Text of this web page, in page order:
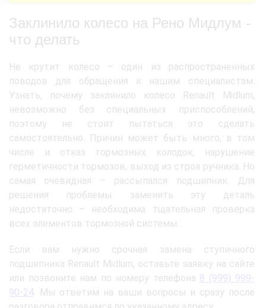
Заклинило колесо на Рено Мидлум -
что делать
Не крутит колесо – один из распространенных
поводов для обращения к нашим специалистам.
Узнать, почему заклинило колесо Renault Midlum,
невозможно без специальных приспособлений,
поэтому не стоит пытаться это сделать
самостоятельно. Причин может быть много, в том
числе и отказ тормозных колодок, нарушение
герметичности тормозов, выход из строя ручника. Но
самая очевидная – рассыпался подшипник. Для
решения проблемы заменить эту деталь
недостаточно – необходима тщательная проверка
всех элементов тормозной системы.
Если вам нужно срочная замена ступичного
подшипника Renault Midlum, оставьте заявку на сайте
или позвоните нам по номеру телефона 8 (999) 999-
90-24. Мы ответим на ваши вопросы и сразу после